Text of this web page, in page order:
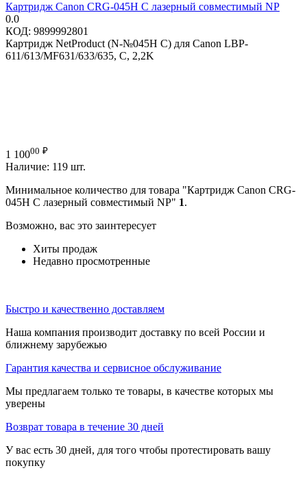
Картридж Canon CRG-045H C лазерный совместимый NP
0.0
КОД: 9899992801
Картридж NetProduct (N-№045H C) для Canon LBP-
611/613/MF631/633/635, C, 2,2K
1 10000 ₽
Наличие: 119 шт.
Минимальное количество для товара "Картридж Canon CRG-
045H C лазерный совместимый NP" 1.
Возможно, вас это заинтересует
Хиты продаж
Недавно просмотренные
Быстро и качественно доставляем
Наша компания производит доставку по всей России и
ближнему зарубежью
Гарантия качества и сервисное обслуживание
Мы предлагаем только те товары, в качестве которых мы
уверены
Возврат товара в течение 30 дней
У вас есть 30 дней, для того чтобы протестировать вашу
покупку